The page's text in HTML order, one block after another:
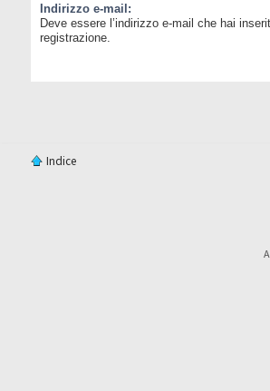
Indirizzo e-mail:
Deve essere l’indirizzo e-mail che hai
registrazione.
Indice